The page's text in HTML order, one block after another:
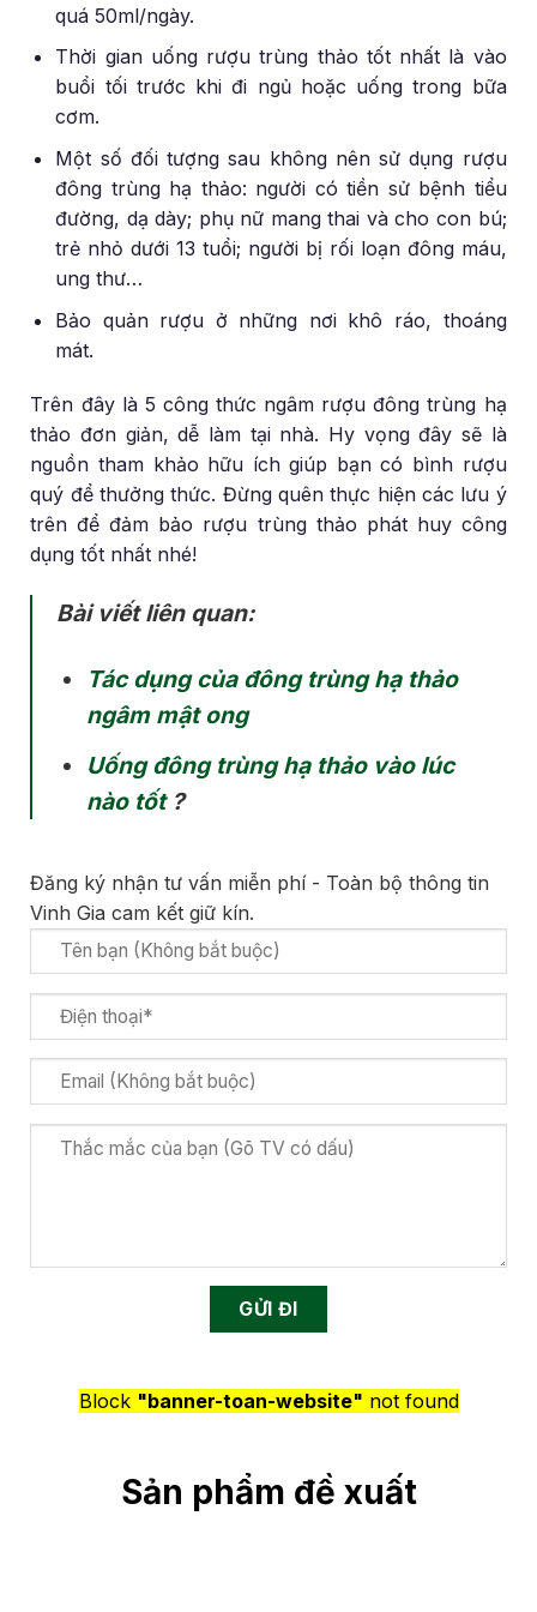
quá 50ml/ngày.
Thời gian uống rượu trùng thảo tốt nhất là vào
buổi tối trước khi đi ngủ hoặc uống trong bữa
cơm.
Một số đối tượng sau không nên sử dụng rượu
đông trùng hạ thảo: người có tiền sử bệnh tiểu
đường, dạ dày; phụ nữ mang thai và cho con bú;
trẻ nhỏ dưới 13 tuổi; người bị rối loạn đông máu,
ung thư…
Bảo quản rượu ở những nơi khô ráo, thoáng
mát.
Trên đây là 5 công thức ngâm rượu đông trùng hạ
thảo đơn giản, dễ làm tại nhà. Hy vọng đây sẽ là
nguồn tham khảo hữu ích giúp bạn có bình rượu
quý để thưởng thức. Đừng quên thực hiện các lưu ý
trên để đảm bảo rượu trùng thảo phát huy công
dụng tốt nhất nhé!
Bài viết liên quan:
Tác dụng của đông trùng hạ thảo
ngâm mật ong
Uống đông trùng hạ thảo vào lúc
nào tốt ?
Đăng ký nhận tư vấn miễn phí - Toàn bộ thông tin
Vinh Gia cam kết giữ kín.
Block "banner-toan-website" not found
Sản phẩm đề xuất